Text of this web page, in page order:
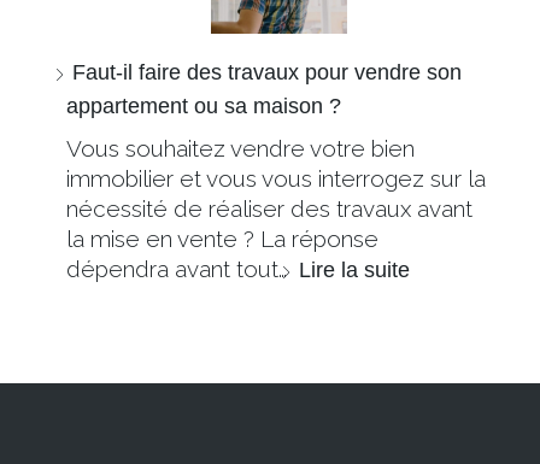
Faut-il faire des travaux pour vendre son
appartement ou sa maison ?
Vous souhaitez vendre votre bien
immobilier et vous vous interrogez sur la
nécessité de réaliser des travaux avant
la mise en vente ? La réponse
dépendra avant tout… Lire la suite